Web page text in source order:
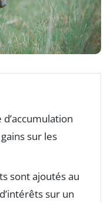
sur les
sont ajoutés au
sur un